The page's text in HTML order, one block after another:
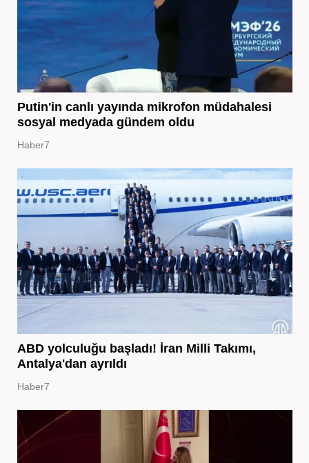
Putin'in canlı yayında mikrofon müdahalesi
sosyal medyada gündem oldu
Haber7
ABD yolculuğu başladı! İran Milli Takımı,
Antalya'dan ayrıldı
Haber7